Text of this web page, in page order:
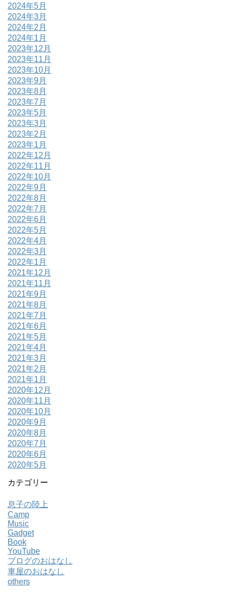
2024年5月
2024年3月
2024年2月
2024年1月
2023年12月
2023年11月
2023年10月
2023年9月
2023年8月
2023年7月
2023年5月
2023年3月
2023年2月
2023年1月
2022年12月
2022年11月
2022年10月
2022年9月
2022年8月
2022年7月
2022年6月
2022年5月
2022年4月
2022年3月
2022年1月
2021年12月
2021年11月
2021年9月
2021年8月
2021年7月
2021年6月
2021年5月
2021年4月
2021年3月
2021年2月
2021年1月
2020年12月
2020年11月
2020年10月
2020年9月
2020年8月
2020年7月
2020年6月
2020年5月
カテゴリー
息子の陸上
Camp
Music
Gadget
Book
YouTube
ブログのおはなし
車屋のおはなし
others